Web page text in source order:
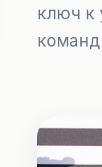
ключ к